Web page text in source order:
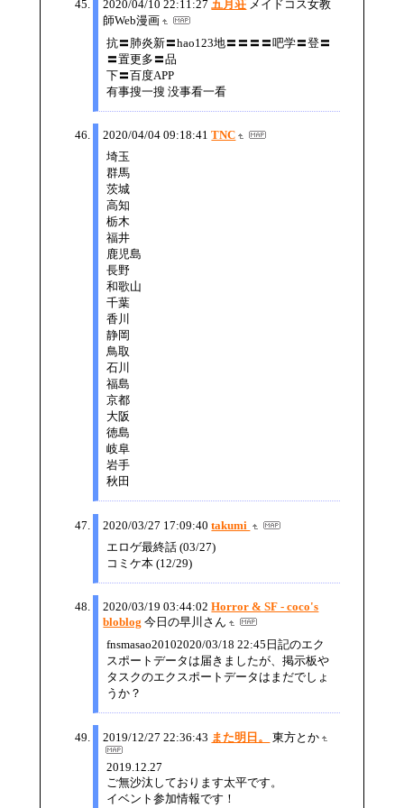
2020/04/10 22:11:27 五月荘 メイドコス女教
師Web漫画
抗〓肺炎新〓hao123地〓〓〓〓吧学〓登〓
〓置更多〓品
下〓百度APP
有事搜一搜 没事看一看
2020/04/04 09:18:41 TNC
埼玉
群馬
茨城
高知
栃木
福井
鹿児島
長野
和歌山
千葉
香川
静岡
鳥取
石川
福島
京都
大阪
徳島
岐阜
岩手
秋田
2020/03/27 17:09:40 takumi
エロゲ最終話 (03/27)
コミケ本 (12/29)
2020/03/19 03:44:02 Horror & SF - coco's
bloblog 今日の早川さん
fnsmasao20102020/03/18 22:45日記のエク
スポートデータは届きましたが、掲示板や
タスクのエクスポートデータはまだでしょ
うか？
2019/12/27 22:36:43 また明日。 東方とか
2019.12.27
ご無沙汰しております太平です。
イベント参加情報です！